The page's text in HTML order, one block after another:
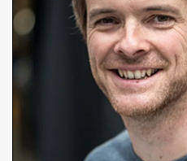
En détails